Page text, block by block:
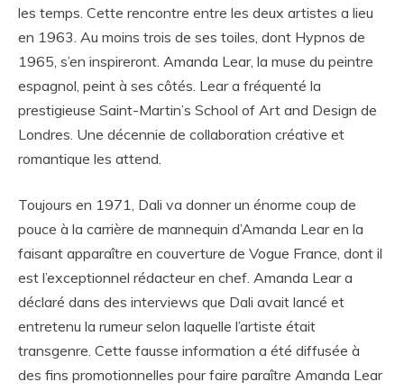
les temps. Cette rencontre entre les deux artistes a lieu
en 1963. Au moins trois de ses toiles, dont Hypnos de
1965, s’en inspireront. Amanda Lear, la muse du peintre
espagnol, peint à ses côtés. Lear a fréquenté la
prestigieuse Saint-Martin’s School of Art and Design de
Londres. Une décennie de collaboration créative et
romantique les attend.
Toujours en 1971, Dali va donner un énorme coup de
pouce à la carrière de mannequin d’Amanda Lear en la
faisant apparaître en couverture de Vogue France, dont il
est l’exceptionnel rédacteur en chef. Amanda Lear a
déclaré dans des interviews que Dali avait lancé et
entretenu la rumeur selon laquelle l’artiste était
transgenre. Cette fausse information a été diffusée à
des fins promotionnelles pour faire paraître Amanda Lear